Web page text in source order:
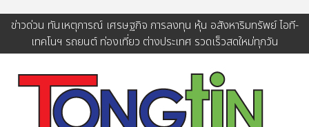
ข่าวด่วน ทันเหตุการณ์ เศรษฐกิจ การลงทุน หุ้น อสังหาริมทรัพย์ ไอที-
เทคโนฯ รถยนต์ ท่องเที่ยว ต่างประเทศ รวดเร็วสดใหม่ทุกวัน